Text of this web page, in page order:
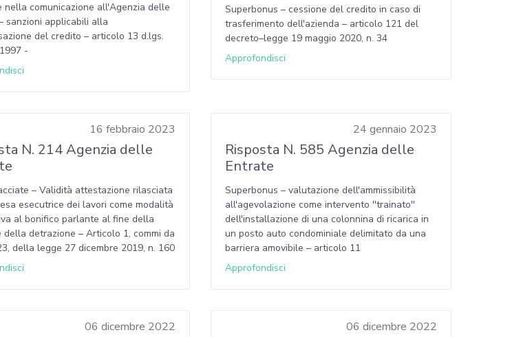
nella comunicazione all'Agenzia delle
sanzioni applicabili alla
del credito – articolo 13 d.lgs.
-
Superbonus – cessione del credito in caso di
trasferimento dell'azienda – articolo 121 del
decreto–legge 19 maggio 2020, n. 34
Approfondisci
16 febbraio 2023
N. 214 Agenzia delle
– Validità attestazione rilasciata
esecutrice dei lavori come modalità
al bonifico parlante al fine della
della detrazione – Articolo 1, commi da
della legge 27 dicembre 2019, n. 160
24 gennaio 2023
Risposta N. 585 Agenzia delle
Entrate
Superbonus – valutazione dell'ammissibilità
all'agevolazione come intervento ''trainato''
dell'installazione di una colonnina di ricarica in
un posto auto condominiale delimitato da una
barriera amovibile – articolo 11
Approfondisci
06 dicembre 2022 06 dicembre 2022